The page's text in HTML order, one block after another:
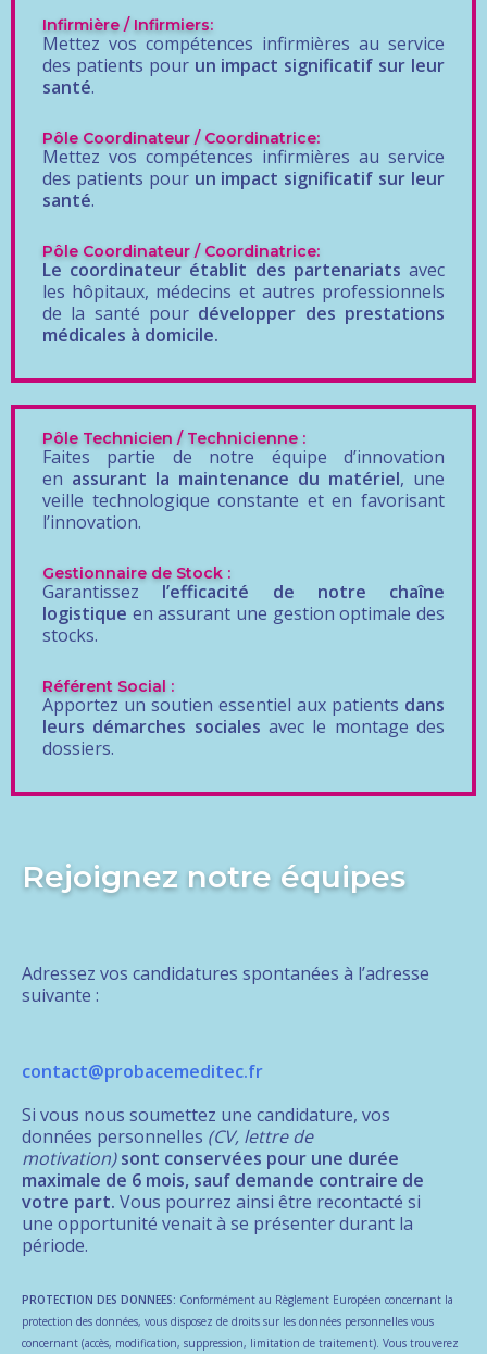
Infirmière / Infirmiers:
Mettez vos compétences infirmières au service
des patients pour un impact significatif sur leur
santé.
Pôle Coordinateur / Coordinatrice:
Mettez vos compétences infirmières au service
des patients pour un impact significatif sur leur
santé.
Pôle Coordinateur / Coordinatrice:
Le coordinateur établit des partenariats avec
les hôpitaux, médecins et autres professionnels
de la santé pour développer des prestations
médicales à domicile.
Pôle Technicien / Technicienne :
Faites partie de notre équipe d’innovation
en assurant la maintenance du matériel, une
veille technologique constante et en favorisant
l’innovation.
Gestionnaire de Stock :
Garantissez l’efficacité de notre chaîne
logistique en assurant une gestion optimale des
stocks.
Référent Social :
Apportez un soutien essentiel aux patients dans
leurs démarches sociales avec le montage des
dossiers.
Rejoignez notre équipes
Adressez vos candidatures spontanées à l’adresse
suivante :
contact@probacemeditec.fr
Si vous nous soumettez une candidature, vos
données personnelles (CV, lettre de
motivation) sont conservées pour une durée
maximale de 6 mois, sauf demande contraire de
votre part. Vous pourrez ainsi être recontacté si
une opportunité venait à se présenter durant la
période.
PROTECTION DES DONNEES: Conformément au Règlement Européen concernant la
protection des données, vous disposez de droits sur les données personnelles vous
concernant (accès, modification, suppression, limitation de traitement). Vous trouverez